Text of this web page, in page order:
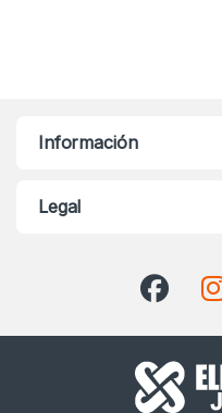
Información
Legal